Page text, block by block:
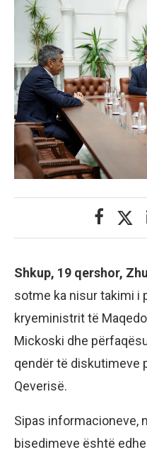
Shkup, 19 qershor,
sotme ka nisur takimi i
kryeministrit të
Mickoski dhe
qendër të diskutimeve
Qeverisë.
Sipas informacioneve,
bisedimeve është